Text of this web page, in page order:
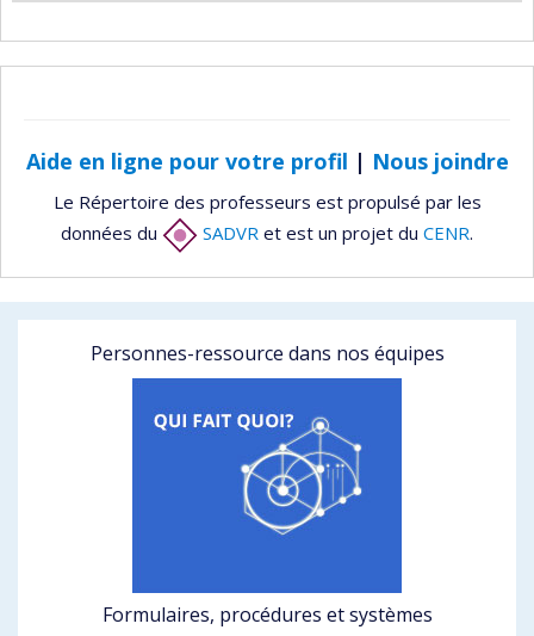
Aide en ligne pour votre profil | Nous joindre
Le Répertoire des professeurs est propulsé par les
données du
SADVR et est un projet du CENR.
Personnes-ressource dans nos équipes
Formulaires, procédures et systèmes